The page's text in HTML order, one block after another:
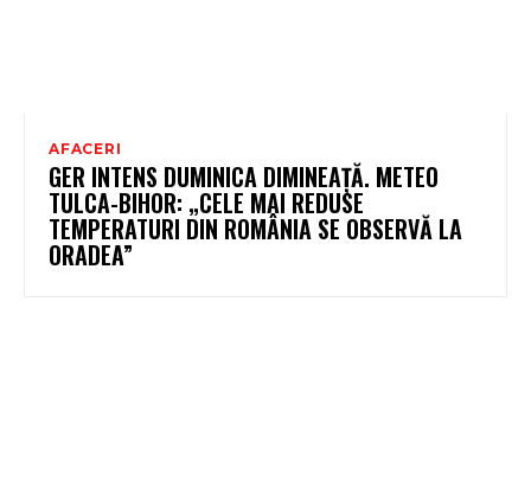
AFACERI
GER INTENS DUMINICA DIMINEAȚĂ. METEO
TULCA-BIHOR: „CELE MAI REDUSE
TEMPERATURI DIN ROMÂNIA SE OBSERVĂ LA
ORADEA”